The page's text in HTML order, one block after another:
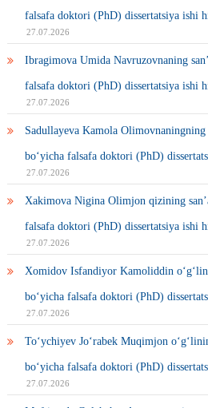
falsafa doktori (PhD) dissertatsiya ishi
27.07.2026
Ibragimova Umida Navruzovnaning
falsafa doktori (PhD) dissertatsiya ishi
27.07.2026
Sadullayeva Kamola Olimovnaningning
bo‘yicha falsafa doktori (PhD)
27.07.2026
Xakimova Nigina Olimjon qizining
falsafa doktori (PhD) dissertatsiya ishi
27.07.2026
Xomidov Isfandiyor Kamoliddin
bo‘yicha falsafa doktori (PhD)
27.07.2026
To‘ychiyev Jo‘rabek Muqimjon
bo‘yicha falsafa doktori (PhD)
27.07.2026